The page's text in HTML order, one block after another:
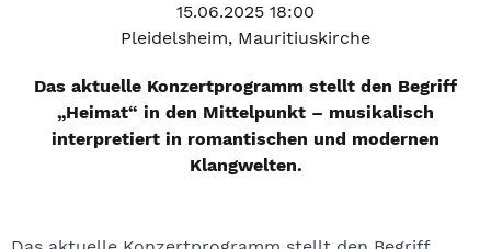
15.06.2025 18:00
Pleidelsheim, Mauritiuskirche
Das aktuelle Konzertprogramm stellt den Begriff
„Heimat“ in den Mittelpunkt – musikalisch
interpretiert in romantischen und modernen
Klangwelten.